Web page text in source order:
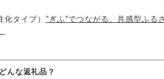
化タイプ） “ぎふ”でつながる、共感型ふる
んな返礼品？